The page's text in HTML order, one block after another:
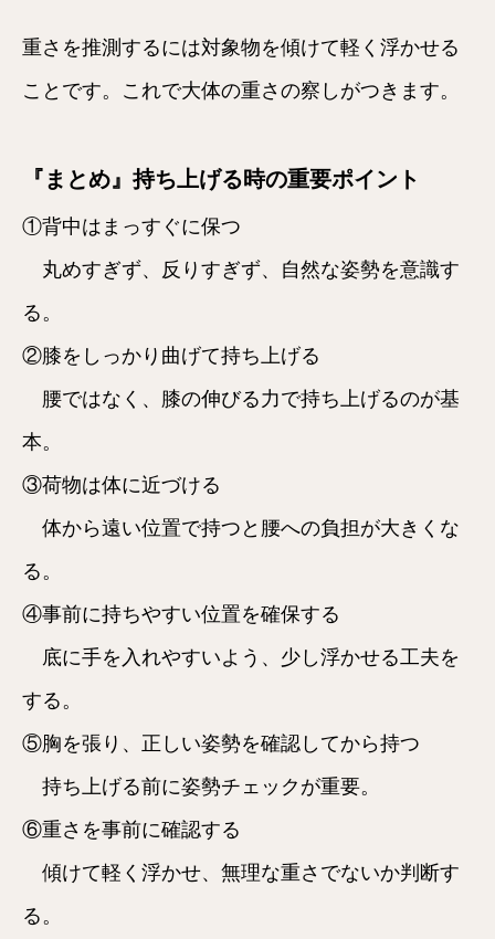
重さを推測するには対象物を傾けて軽く浮かせる
ことです。これで大体の重さの察しがつきます。
『まとめ』持ち上げる時の重要ポイント
①背中はまっすぐに保つ
丸めすぎず、反りすぎず、自然な姿勢を意識す
る。
②膝をしっかり曲げて持ち上げる
腰ではなく、膝の伸びる力で持ち上げるのが基
本。
③荷物は体に近づける
体から遠い位置で持つと腰への負担が大きくな
る。
④事前に持ちやすい位置を確保する
底に手を入れやすいよう、少し浮かせる工夫を
する。
⑤胸を張り、正しい姿勢を確認してから持つ
持ち上げる前に姿勢チェックが重要。
⑥重さを事前に確認する
傾けて軽く浮かせ、無理な重さでないか判断す
る。